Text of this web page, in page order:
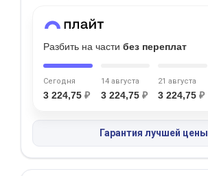
Разбить на части без переплат
Сегодня
3 224,75 ₽
14 августа
3 224,75 ₽
21 августа
3 224,75 ₽
Гарантия лучшей цены
Остались вопросы?
8 800 302-02-51
plait.ru